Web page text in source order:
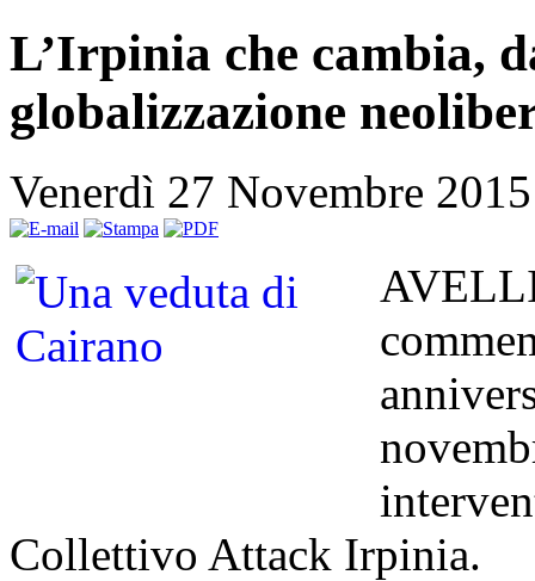
L’Irpinia che cambia,
globalizzazione
Venerdì 27 Novembre
Collettivo Attack Irpinia.